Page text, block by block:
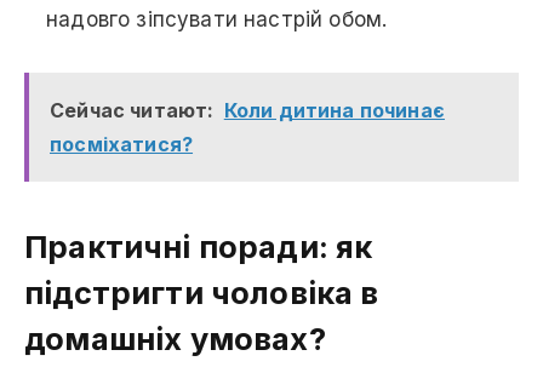
надовго зіпсувати настрій обом.
Сейчас читают: Коли дитина починає
посміхатися?
Практичні поради: як
підстригти чоловіка в
домашніх умовах?